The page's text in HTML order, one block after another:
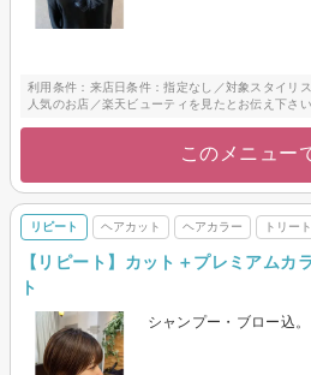
利用条件：来店日条件：指定なし／対象スタイリ
人気のお店／楽天ビューティを見たとお伝え下さい
このメニュー
リピート ヘアカット ヘアカラー トリー
【リピート】カット＋プレミアム
ト
シャンプー・ブロー込